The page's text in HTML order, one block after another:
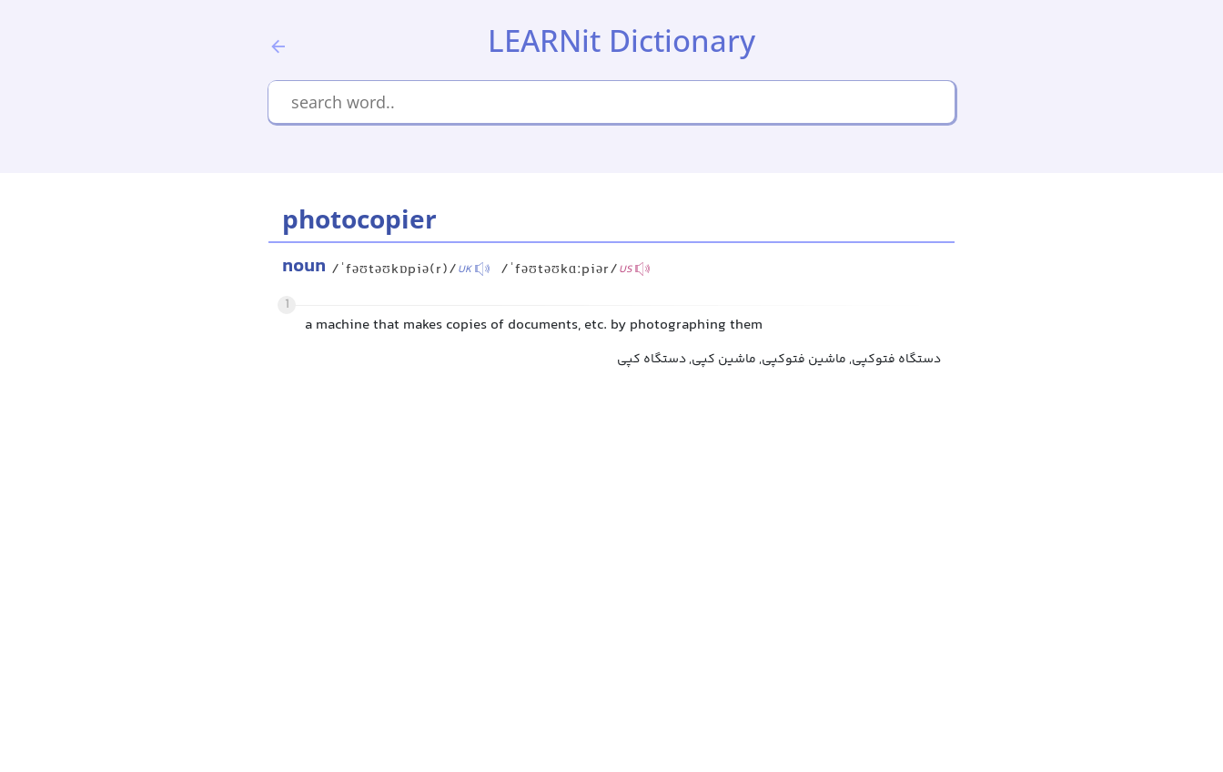
LEARNit Dictionary
photocopier
noun /ˈfəʊtəʊkɒpiə(r)/UK /ˈfəʊtəʊkɑːpiər/US
1
a machine that makes copies of documents, etc. by photographing them
دستگاه فتوکپی, ماشین فتوکپی, ماشین کپی, دستگاه کپی